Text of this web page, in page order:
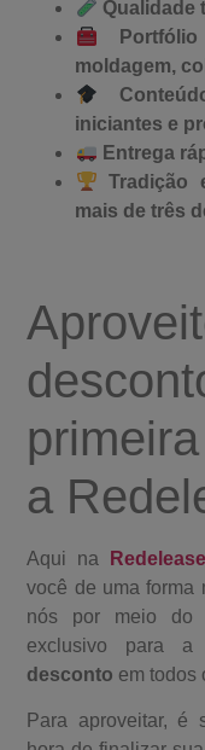
Qualidade
moldagem,
iniciantes e
Entrega
Tradição
mais de três
a
Aqui na Redelease
você de uma forma
nós por meio do
exclusivo para a
desconto em todos
Para aproveitar,